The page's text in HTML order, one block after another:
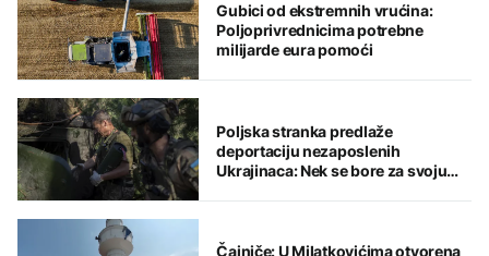
Gubici od ekstremnih vrućina:
Poljoprivrednicima potrebne
milijarde eura pomoći
Poljska stranka predlaže
deportaciju nezaposlenih
Ukrajinaca: Nek se bore za svoju
Čajniče: U Milatkovićima otvorena